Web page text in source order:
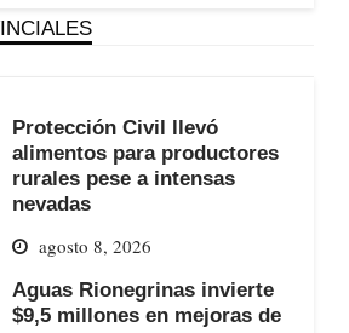
Protección Civil llevó
alimentos para productores
rurales pese a intensas
nevadas
agosto 8, 2026
Aguas Rionegrinas invierte
$9,5 millones en mejoras de